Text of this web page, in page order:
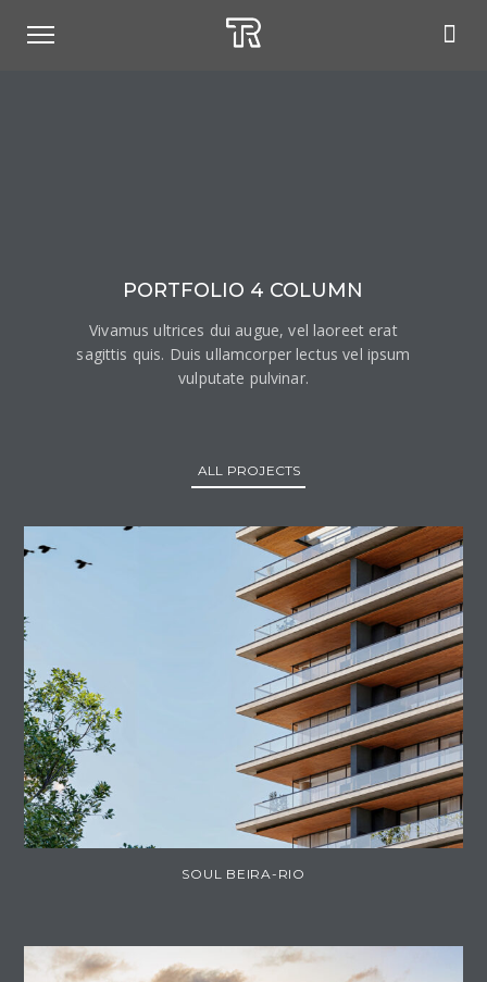
PORTFOLIO 4 COLUMN
Vivamus ultrices dui augue, vel laoreet erat
sagittis quis. Duis ullamcorper lectus vel ipsum
vulputate pulvinar.
ALL PROJECTS
SOUL BEIRA-RIO